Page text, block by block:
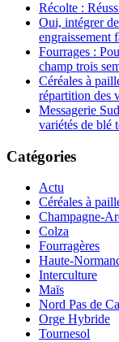
Récolte :
Oui, intégrer
engraissement
Fourrages :
champ trois
Céréales à
répartition des
Messagerie
variétés de blé
Catégories
Actu
Céréales à
Champagne-
Colza
Fourragères
Haute-
Interculture
Maïs
Nord Pas de
Orge Hybride
Tournesol